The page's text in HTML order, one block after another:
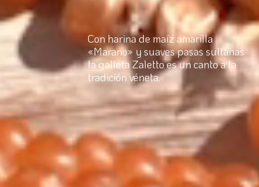
Con harina de maíz amarilla
«Marano» y suaves pasas sultanas
la galleta Zaletto es un canto a la
tradición véneta.